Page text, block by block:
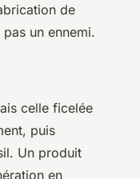
de
un ennemi.
celle ficelée
puis
Un produit
en